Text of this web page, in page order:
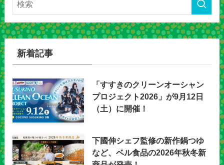
新着記事
「すすきのクリーンオーシャン
プロジェクト2026」が9月12日
（土）に開催！
下國伸シェフ監修の新作鍋つゆ
など、ベル食品の2026年秋冬新